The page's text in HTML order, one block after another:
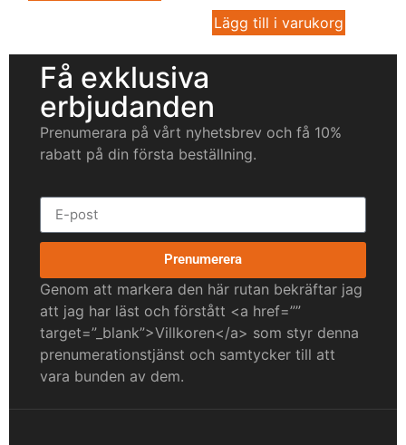
Lägg till i varukorg
Få exklusiva
erbjudanden
Prenumerara på vårt nyhetsbrev och få 10%
rabatt på din första beställning.
Prenumerera
Genom att markera den här rutan bekräftar jag
att jag har läst och förstått <a href=””
target=”_blank”>Villkoren</a> som styr denna
prenumerationstjänst och samtycker till att
vara bunden av dem.